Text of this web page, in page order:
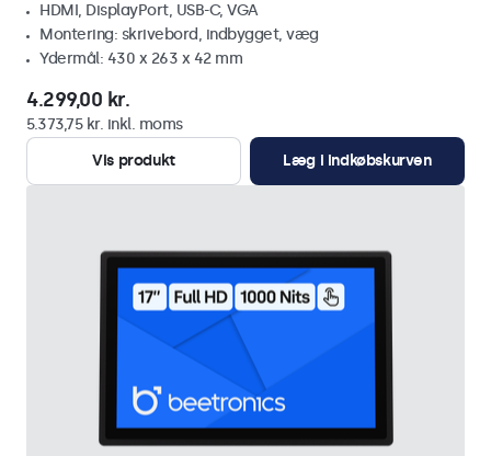
HDMI, DisplayPort, USB-C, VGA
Montering: skrivebord, indbygget, væg
Ydermål: 430 x 263 x 42 mm
4.299,00 kr.
5.373,75 kr. inkl. moms
Vis produkt
Læg i indkøbskurven